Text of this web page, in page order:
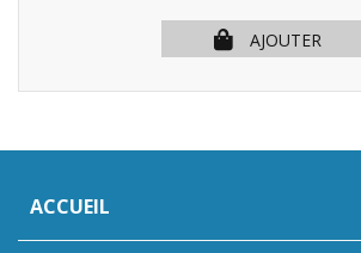
AJOUTER
ACCUEIL